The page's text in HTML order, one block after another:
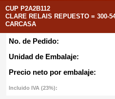
CUP P2A2B112
CLARE RELAIS REPUESTO = 300-
CARCASA
No. de Pedido:
Unidad de Embalaje:
Precio neto por embalaje:
Incluido IVA (23%):